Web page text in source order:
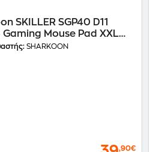
SKILLER SGP40 D11
Mouse Pad XXL
- Με σχέδιο
SHARKOON
,90€